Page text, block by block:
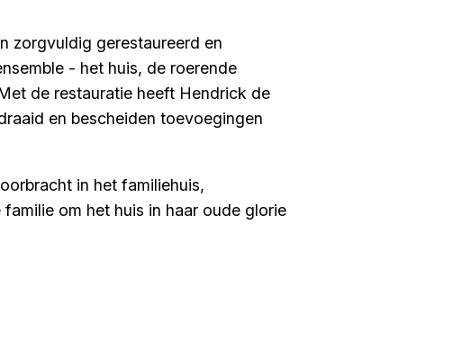
zorgvuldig gerestaureerd en
- het huis, de roerende
de restauratie heeft Hendrick de
en bescheiden toevoegingen
in het familiehuis,
om het huis in haar oude glorie